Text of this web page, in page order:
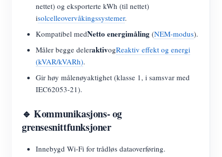
nettet) og eksporterte kWh (til nettet)
isolcelleovervåkingssystemer.
Kompatibel medNetto energimåling (NEM-modus).
Måler begge deleraktivogReaktiv effekt og energi
(kVAR/kVARh).
Gir høy målenøyaktighet (klasse 1, i samsvar med
IEC62053-21).
🔹 Kommunikasjons- og
grensesnittfunksjoner
Innebygd Wi-Fi for trådløs dataoverføring.